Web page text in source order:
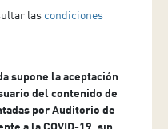
las condiciones
supone la aceptación
del contenido de
por Auditorio de
a la COVID-19, sin